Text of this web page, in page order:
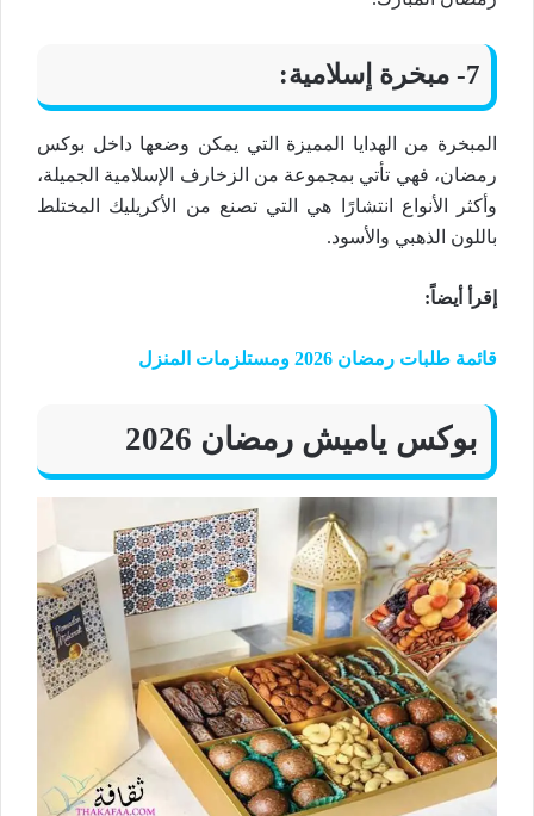
7- مبخرة إسلامية:
المبخرة من الهدايا المميزة التي يمكن وضعها داخل بوكس
رمضان، فهي تأتي بمجموعة من الزخارف الإسلامية الجميلة،
وأكثر الأنواع انتشارًا هي التي تصنع من الأكريليك المختلط
باللون الذهبي والأسود.
إقرأ أيضاً:
قائمة طلبات رمضان 2026 ومستلزمات المنزل
بوكس ياميش رمضان 2026